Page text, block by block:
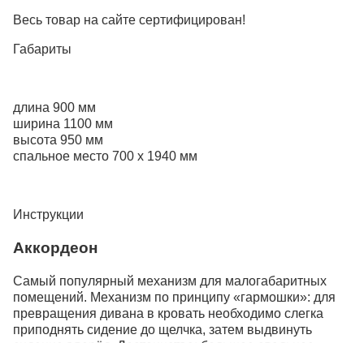
Весь товар на сайте сертифицирован!
Габариты
длина 900 мм
ширина 1100 мм
высота 950 мм
спальное место 700 x 1940 мм
Инструкции
Аккордеон
Самый популярный механизм для малогабаритных
помещений. Механизм по принципу «гармошки»: для
превращения дивана в кровать необходимо слегка
приподнять сидение до щелчка, затем выдвинуть